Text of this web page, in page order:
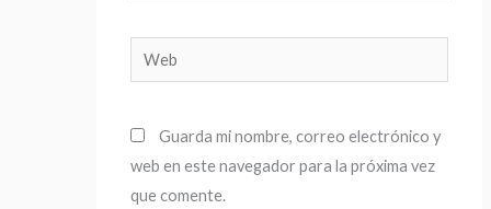
Web
Guarda mi nombre, correo electrónico y
web en este navegador para la próxima vez
que comente.